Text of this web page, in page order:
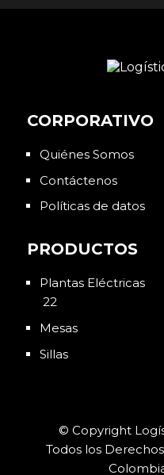
CORPORATIVO
Quiénes Somos
Contáctenos
Políticas de datos
PRODUCTOS
Plantas Eléctricas
22
Mesas
Sillas
© Copyright
Todos los